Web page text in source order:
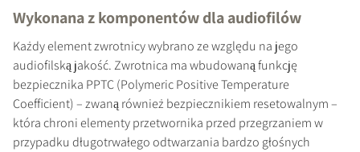
Wykonana z komponentów dla audiofilów
Każdy element zwrotnicy wybrano ze względu na jego
audiofilską jakość. Zwrotnica ma wbudowaną funkcję
bezpiecznika PPTC (Polymeric Positive Temperature
Coefficient) – zwaną również bezpiecznikiem resetowalnym –
która chroni elementy przetwornika przed przegrzaniem w
przypadku długotrwałego odtwarzania bardzo głośnych